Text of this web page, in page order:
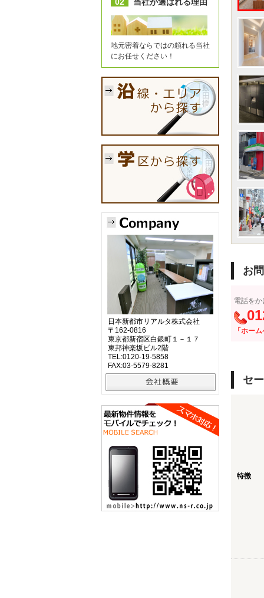
お
電話を
「ホー
セ
特徴
地元密着ならではの頼れる当社
にお任せください！
日本新都市リアルタ株式会社
〒162-0816
東京都新宿区白銀町１－１７
東邦神楽坂ビル2階
TEL:0120-19-5858
FAX:03-5579-8281